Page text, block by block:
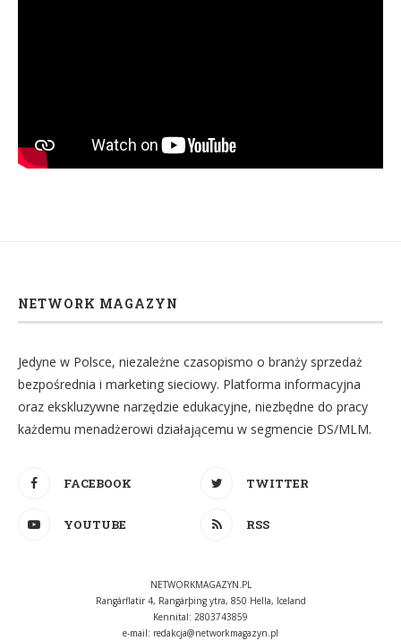
NETWORK MAGAZYN
Jedyne w Polsce, niezależne czasopismo o branży sprzedaż
bezpośrednia i marketing sieciowy. Platforma informacyjna
oraz ekskluzywne narzędzie edukacyjne, niezbędne do pracy
każdemu menadżerowi działającemu w segmencie DS/MLM.
FACEBOOK TWITTER
YOUTUBE RSS
NETWORKMAGAZYN.PL
Rangárflatir 4, Rangárþing ytra, 850 Hella, Iceland
Kennital: 2803743859
e-mail: redakcja@networkmagazyn.pl